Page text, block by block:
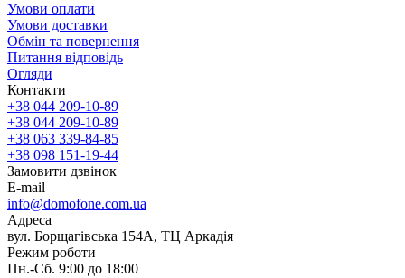
Умови оплати
Умови доставки
Обмін та повернення
Питання відповідь
Огляди
Контакти
+38 044 209-10-89
+38 044 209-10-89
+38 063 339-84-85
+38 098 151-19-44
Замовити дзвінок
E-mail
info@domofone.com.ua
Адреса
вул. Борщагівська 154А, ТЦ Аркадія
Режим роботи
Пн.-Сб. 9:00 до 18:00